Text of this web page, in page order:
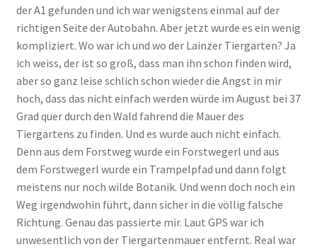
der A1 gefunden und ich war wenigstens einmal auf der
richtigen Seite der Autobahn. Aber jetzt wurde es ein wenig
kompliziert. Wo war ich und wo der Lainzer Tiergarten? Ja
ich weiss, der ist so groß, dass man ihn schon finden wird,
aber so ganz leise schlich schon wieder die Angst in mir
hoch, dass das nicht einfach werden würde im August bei 37
Grad quer durch den Wald fahrend die Mauer des
Tiergartens zu finden. Und es wurde auch nicht einfach.
Denn aus dem Forstweg wurde ein Forstwegerl und aus
dem Forstwegerl wurde ein Trampelpfad und dann folgt
meistens nur noch wilde Botanik. Und wenn doch noch ein
Weg irgendwohin führt, dann sicher in die völlig falsche
Richtung. Genau das passierte mir. Laut GPS war ich
unwesentlich von der Tiergartenmauer entfernt. Real war